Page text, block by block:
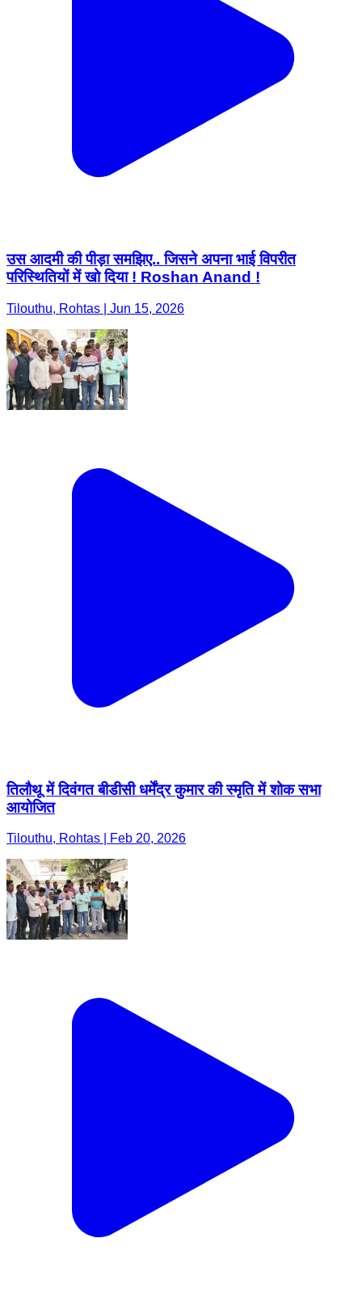
उस आदमी की पीड़ा समझिए.. जिसने अपना भाई विपरीत
परिस्थितियों में खो दिया ! Roshan Anand !
Tilouthu, Rohtas | Jun 15, 2026
तिलौथू में दिवंगत बीडीसी धर्मेंद्र कुमार की स्मृति में शोक सभा
आयोजित
Tilouthu, Rohtas | Feb 20, 2026